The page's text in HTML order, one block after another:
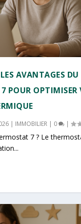
AVANTAGES DU
POUR OPTIMISER
| IMMOBILIER | 0 |
7 ? Le